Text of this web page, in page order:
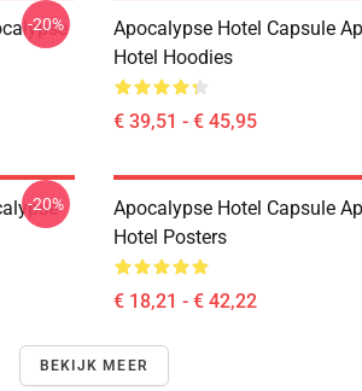
-20%
Apocalypse Hotel Capsule
Hotel Hoodies
€ 39,51 - € 45,95
-20%
Apocalypse Hotel Capsule
Hotel Posters
€ 18,21 - € 42,22
BEKIJK MEER